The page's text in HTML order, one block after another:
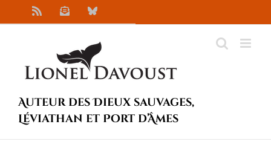
au
NewsletterBluesky
Auteur des Dieux sauvages,
Léviathan et Port d’Âmes